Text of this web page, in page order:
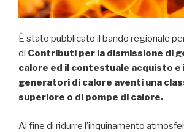
È stato pubblicato il bando regionale
di Contributi per la dismissione di
calore ed il contestuale acquisto e
generatori di calore aventi una
superiore o di pompe di calore.
Al fine di ridurre l’inquinamento